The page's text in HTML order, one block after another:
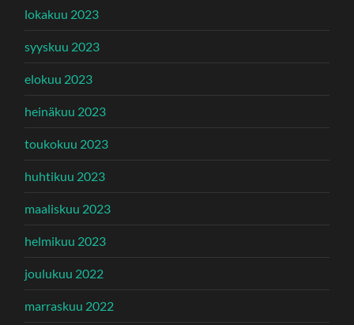
lokakuu 2023
syyskuu 2023
elokuu 2023
heinäkuu 2023
toukokuu 2023
huhtikuu 2023
maaliskuu 2023
helmikuu 2023
joulukuu 2022
marraskuu 2022